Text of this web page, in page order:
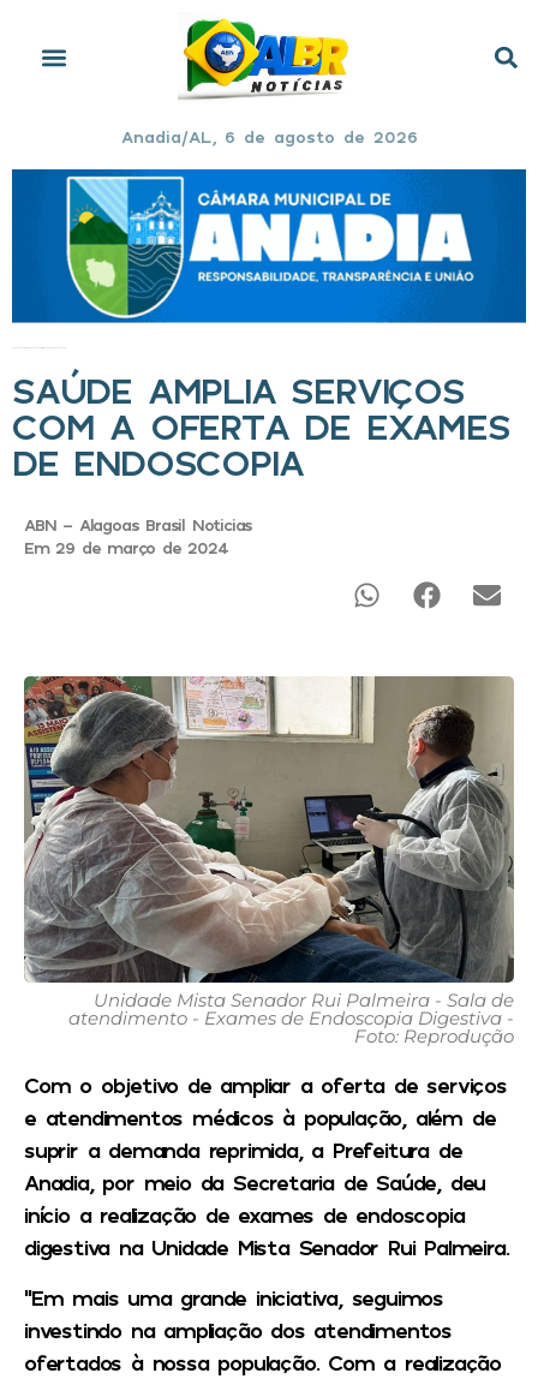
Anadia/AL, 6 de agosto de 2026
SAÚDE AMPLIA SERVIÇOS
COM A OFERTA DE EXAMES
DE ENDOSCOPIA
ABN - Alagoas Brasil Noticias
Em 29 de março de 2024
Unidade Mista Senador Rui Palmeira - Sala de
atendimento - Exames de Endoscopia Digestiva -
Foto: Reprodução
Com o objetivo de ampliar a oferta de serviços
e atendimentos médicos à população, além de
suprir a demanda reprimida, a Prefeitura de
Anadia, por meio da Secretaria de Saúde, deu
início a realização de exames de endoscopia
digestiva na Unidade Mista Senador Rui Palmeira.
“Em mais uma grande iniciativa, seguimos
investindo na ampliação dos atendimentos
ofertados à nossa população. Com a realização